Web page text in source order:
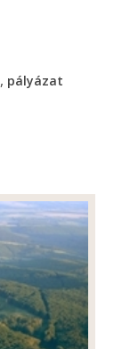
, pályázat